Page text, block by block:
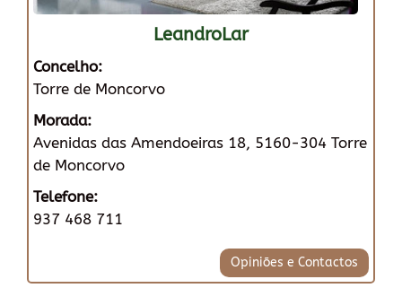
LeandroLar
Concelho:
Torre de Moncorvo
Morada:
Avenidas das Amendoeiras 18, 5160-304 Torre
de Moncorvo
Telefone:
937 468 711
Opiniões e Contactos